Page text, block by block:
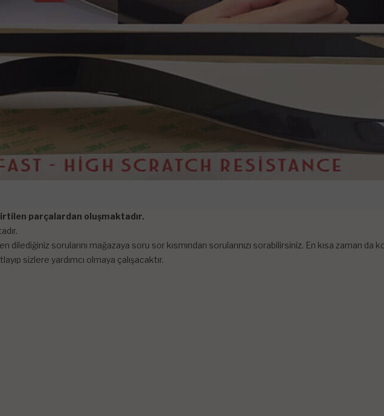
parçalardan oluşmaktadır.
dilediğiniz sorularını mağazaya soru sor kısmından sorularınızı sorabilirsiniz. En kısa zaman da
sizlere yardımcı olmaya çalışacaktır.